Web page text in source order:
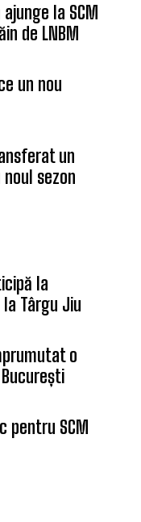
la SCM
de LNBM
un nou
un
sezon
la
Târgu Jiu
o
pentru SCM